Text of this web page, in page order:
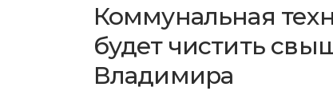
Коммунальная
будет чистить
Владимира